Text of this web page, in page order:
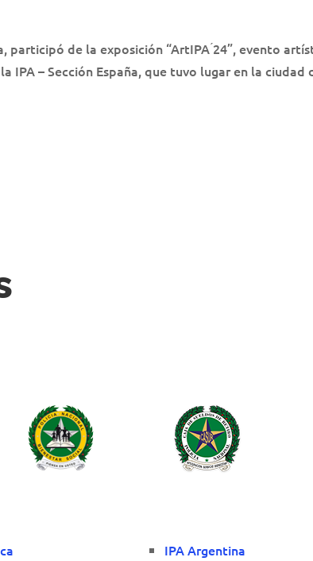
participó de la exposición “ArtIPA ́24”, evento
– Sección España, que tuvo lugar en la ciudad
IPA Argentina